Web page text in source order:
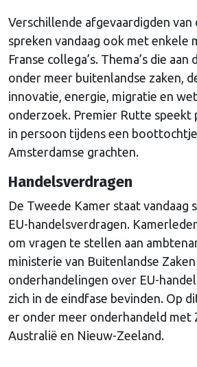
Verschillende afgevaardigden van
spreken vandaag ook met enkele
Franse collega’s. Thema’s die
onder meer buitenlandse zaken,
innovatie, energie, migratie en
onderzoek. Premier Rutte speekt
in persoon tijdens een
Amsterdamse grachten.
Handelsverdragen
De Tweede Kamer staat vandaag
EU-handelsverdragen.
om vragen te stellen aan
ministerie van Buitenlandse
onderhandelingen over EU-
zich in de eindfase bevinden. Op
er onder meer onderhandeld met
Australië en Nieuw-Zeeland.